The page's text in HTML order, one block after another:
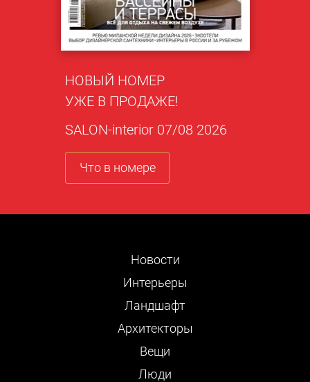
НОВЫЙ НОМЕР
УЖЕ В ПРОДАЖЕ!
SALON-interior 07/08 2026
Что в номере
Новости
Интерьеры
Ландшафт
Архитекторы
Вещи
Люди